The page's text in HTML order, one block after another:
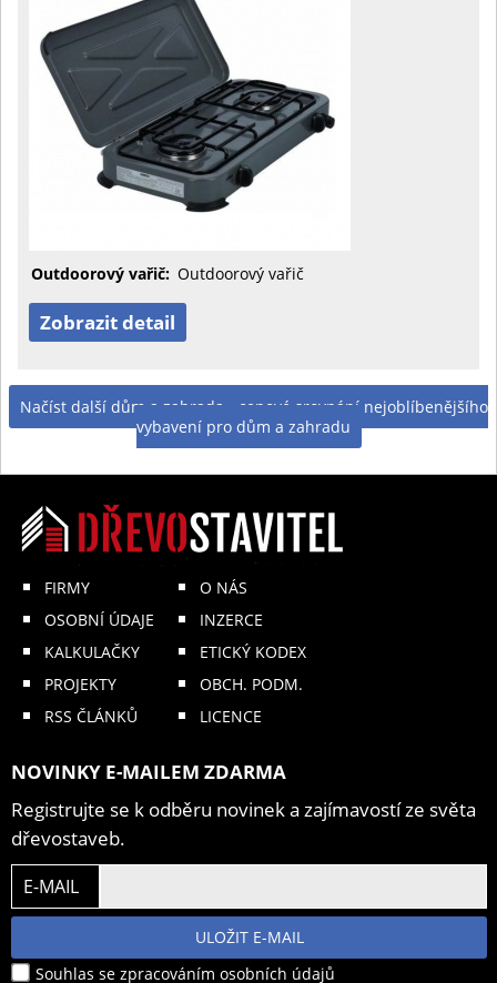
Outdoorový vařič: Outdoorový vařič
Zobrazit detail
Načíst další dům a zahrada - cenové srovnání nejoblíbenějšího
vybavení pro dům a zahradu
FIRMY
OSOBNÍ ÚDAJE
KALKULAČKY
PROJEKTY
RSS ČLÁNKŮ
O NÁS
INZERCE
ETICKÝ KODEX
OBCH. PODM.
LICENCE
NOVINKY E-MAILEM ZDARMA
Registrujte se k odběru novinek a zajímavostí ze světa
dřevostaveb.
E-MAIL
ULOŽIT E-MAIL
Souhlas se zpracováním osobních údajů